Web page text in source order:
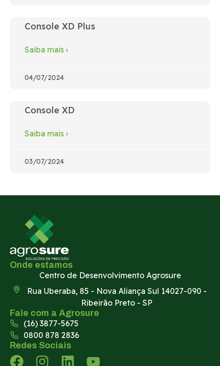
Console XD Plus
Saiba mais ›
04/07/2024
Console XD
Saiba mais ›
03/07/2024
Onde estamos
Centro de Desenvolvimento Agrosure
Rua Uberaba, 85 - Nova Aliança Sul 14027-090 -
Ribeirão Preto - SP
Fale com a Agrosure
(16) 3877-5675
0800 878 2836
Redes Sociais